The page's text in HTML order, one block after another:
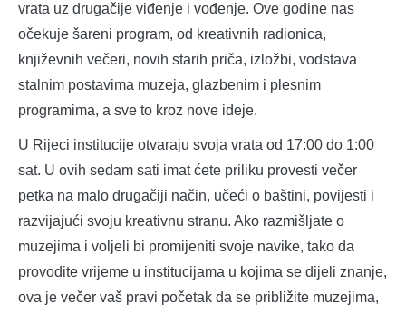
vrata uz drugačije viđenje i vođenje. Ove godine nas
očekuje šareni program, od kreativnih radionica,
književnih večeri, novih starih priča, izložbi, vodstava
stalnim postavima muzeja, glazbenim i plesnim
programima, a sve to kroz nove ideje.
U Rijeci institucije otvaraju svoja vrata od 17:00 do 1:00
sat. U ovih sedam sati imat ćete priliku provesti večer
petka na malo drugačiji način, učeći o baštini, povijesti i
razvijajući svoju kreativnu stranu. Ako razmišljate o
muzejima i voljeli bi promijeniti svoje navike, tako da
provodite vrijeme u institucijama u kojima se dijeli znanje,
ova je večer vaš pravi početak da se približite muzejima,